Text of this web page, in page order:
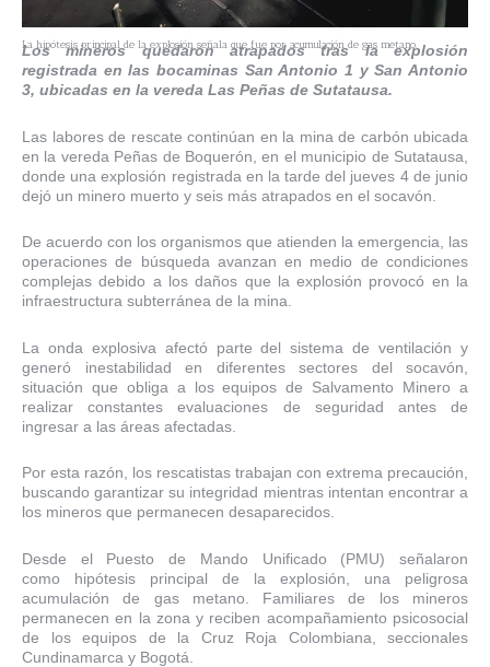
La hipótesis principal de la explosión señala que fue por acumulación de gas metano.
Los mineros quedaron atrapados tras la explosión
registrada en las bocaminas San Antonio 1 y San Antonio
3, ubicadas en la vereda Las Peñas de Sutatausa.
Las labores de rescate continúan en la mina de carbón ubicada
en la vereda Peñas de Boquerón, en el municipio de Sutatausa,
donde una explosión registrada en la tarde del jueves 4 de junio
dejó un minero muerto y seis más atrapados en el socavón.
De acuerdo con los organismos que atienden la emergencia, las
operaciones de búsqueda avanzan en medio de condiciones
complejas debido a los daños que la explosión provocó en la
infraestructura subterránea de la mina.
La onda explosiva afectó parte del sistema de ventilación y
generó inestabilidad en diferentes sectores del socavón,
situación que obliga a los equipos de Salvamento Minero a
realizar constantes evaluaciones de seguridad antes de
ingresar a las áreas afectadas.
Por esta razón, los rescatistas trabajan con extrema precaución,
buscando garantizar su integridad mientras intentan encontrar a
los mineros que permanecen desaparecidos.
Desde el Puesto de Mando Unificado (PMU) señalaron
como hipótesis principal de la explosión, una peligrosa
acumulación de gas metano. Familiares de los mineros
permanecen en la zona y reciben acompañamiento psicosocial
de los equipos de la Cruz Roja Colombiana, seccionales
Cundinamarca y Bogotá.